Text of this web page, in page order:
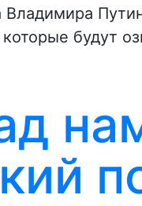
Владимира
будут